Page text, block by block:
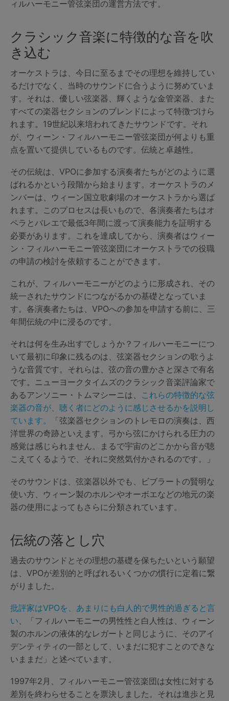
ィルハーモニー管弦楽団の運営方法です。
クラシック音楽に特徴的な音を吹
き込む
オーケストラは、今日に至るまでその理想を維持してい
るだけでなく、当時のサウンドに合うように努めていま
す。それは、優しい弦楽器、輝くような金管楽器、また
すべての楽器セクションのブレンドによって特徴づけら
れます。19世紀以来培われてきたサウンドです。それ
が、ウィーン・フィルハーモニー管弦楽団が何よりも重
点を置いて提供しているものです。伝統と卓越性。
その伝統は、VPOに参加する演奏者たちがどのように選
ばれるかという段階から始まります。オーケストラのメ
ンバーは、ウィーン国立歌劇場のオーケストラから選ば
れます。このプロセスは長いもので、各演奏者たちはオ
ペラとバレエで最低3年間に渡って演奏能力を証明する
必要があります。これを達成してから、演奏者はウィー
ン・フィルハーモニー管弦楽団にオーケストラでの役職
の申請の検討を依頼することができます。
これが、フィルハーモニーがどのように形成され、その
統一されたサウンドにつながるかの基礎となっていま
す。各演奏者たちは、VPOへの参加を申請する前に、三
年間伝統の中に浸るのです。
それは何を生み出すでしょうか？フィルハーモニーにつ
いて最初に印象に残るのは、弦楽器セクションの歌うよ
うな音質です。それらは、弦の音の豊かさと深さで有名
です。ニューヨークタイムズのクラシック音楽評論家で
あるアンソニー・トムマシーニは、 これらの特徴的な弦
楽器の音が、聴く者にどのように感じさせるかを説明し
ています。
「弦楽器セクションのトレモロの演奏は、西
洋世界の奇跡といえます。弓から弦にかけられる圧力の
感覚は感じられません。まるで宇宙のどこかから音が聴
こえてくるようで、それに突然気付かされるのです。」
そのサウンドは、弦楽器以外でも、ビブラートの賢明な
使い方、ウィーン製のホルンやオーボエなどの地元の楽
器の使用によってもさらに分類されています。
伝統の落とし穴
過去のサウンドとその理想の基礎を保ちたいという願望
は、VPOが差別的と呼ばれるいくつかの慣行に定着に繋
がりました。
批評家はVPOを、あまりにも白人的で男性的過ぎると言
い、「フィルハーモニーの男性性と白人性は、ウィーン
製のホルンの液体的なレガートと同じように、そのアイ
デンティティの一部として、いまだに犯すことのできな
いままだ」と述べています。
1997年2月、フィルハーモニー管弦楽団は女性に対する
差別を終わらせることを票決しました。それは進歩と見